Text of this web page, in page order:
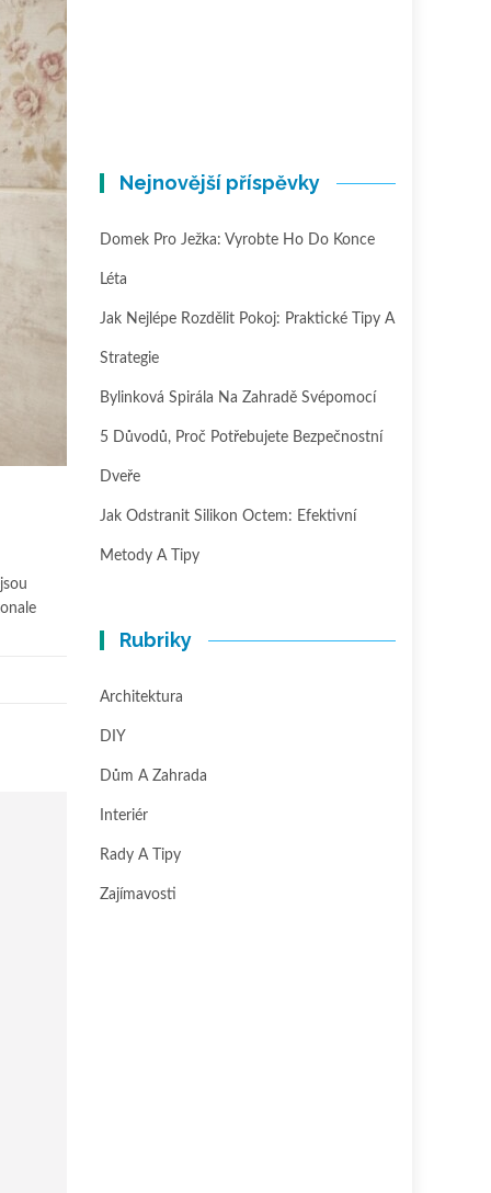
Nejnovější příspěvky
Domek Pro Ježka: Vyrobte Ho Do Konce
Léta
Jak Nejlépe Rozdělit Pokoj: Praktické Tipy A
Strategie
Bylinková Spirála Na Zahradě Svépomocí
5 Důvodů, Proč Potřebujete Bezpečnostní
Dveře
Jak Odstranit Silikon Octem: Efektivní
Metody A Tipy
Rubriky
Architektura
DIY
Dům A Zahrada
Interiér
Rady A Tipy
Zajímavosti